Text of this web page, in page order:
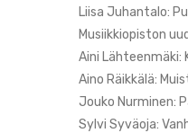
Liisa Juhantalo:
Musiikkiopiston
Aini
Aino Räikkälä:
Jouko Nurminen:
Sylvi Syväoja: